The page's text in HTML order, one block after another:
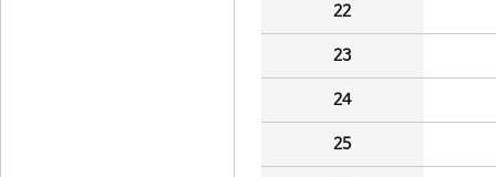
22
23
24
25